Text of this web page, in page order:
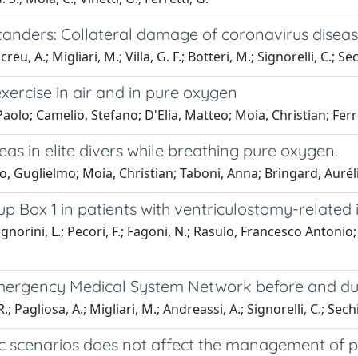
Collateral damage of coronavirus
A.; Migliari, M.; Villa, G. F.; Botteri, M.; Signorelli, C.;
in air and in pure oxygen
Camelio, Stefano; D'Elia, Matteo; Moia, Christian;
in elite divers while breathing pure oxygen.
Guglielmo; Moia, Christian; Taboni, Anna; Bringard,
Box 1 in patients with ventriculostomy-related
L.; Pecori, F.; Fagoni, N.; Rasulo, Francesco
Medical System Network before and
Pagliosa, A.; Migliari, M.; Andreassi, A.; Signorelli, C.;
does not affect the management of